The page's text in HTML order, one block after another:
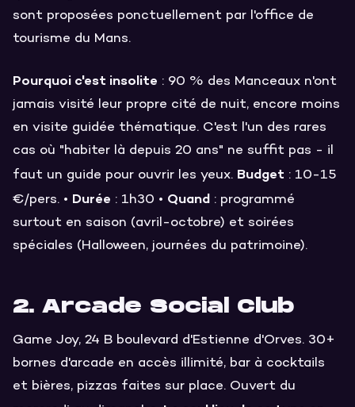
sont proposées ponctuellement par l'office de
tourisme du Mans.
Pourquoi c'est insolite : 90 % des Manceaux n'ont
jamais visité leur propre cité de nuit, encore moins
en visite guidée thématique. C'est l'un des rares
cas où "habiter là depuis 20 ans" ne suffit pas - il
faut un guide pour ouvrir les yeux. Budget : 10-15
€/pers. • Durée : 1h30 • Quand : programmé
surtout en saison (avril-octobre) et soirées
spéciales (Halloween, journées du patrimoine).
2. Arcade Social Club
Game Joy, 24 B boulevard d'Estienne d'Orves. 30+
bornes d'arcade en accès illimité, bar à cocktails
et bières, pizzas faites sur place. Ouvert du